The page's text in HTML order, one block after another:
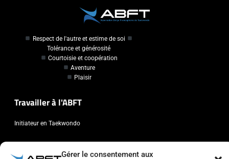
Gérer le consentement aux
Respect de l'autre et estime de soi
Tolérance et générosité
Courtoisie et coopération
Aventure
Plaisir
Travailler à l'ABFT
Initiateur en Taekwondo